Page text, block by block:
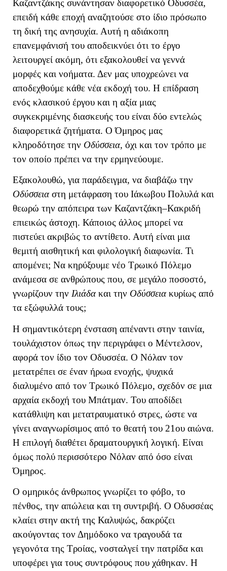
Καζαντζάκης συνάντησαν διαφορετικό Οδυσσέα,
επειδή κάθε εποχή αναζητούσε στο ίδιο πρόσωπο
τη δική της ανησυχία. Αυτή η αδιάκοπη
επανεμφάνισή του αποδεικνύει ότι το έργο
λειτουργεί ακόμη, ότι εξακολουθεί να γεννά
μορφές και νοήματα. Δεν μας υποχρεώνει να
αποδεχθούμε κάθε νέα εκδοχή του. Η επίδραση
ενός κλασικού έργου και η αξία μιας
συγκεκριμένης διασκευής του είναι δύο εντελώς
διαφορετικά ζητήματα. Ο Όμηρος μας
κληροδότησε την Οδύσσεια, όχι και τον τρόπο με
τον οποίο πρέπει να την ερμηνεύουμε.
Εξακολουθώ, για παράδειγμα, να διαβάζω την
Οδύσσειαστη μετάφραση του Ιάκωβου Πολυλά και
θεωρώ την απόπειρα των Καζαντζάκη–Κακριδή
επιεικώς άστοχη. Κάποιος άλλος μπορεί να
πιστεύει ακριβώς το αντίθετο. Αυτή είναι μια
θεμιτή αισθητική και φιλολογική διαφωνία. Τι
απομένει; Να κηρύξουμε νέο Τρωικό Πόλεμο
ανάμεσα σε ανθρώπους που, σε μεγάλο ποσοστό,
γνωρίζουν την Ιλιάδακαι την Οδύσσειακυρίως από
τα εξώφυλλά τους;
Η σημαντικότερη ένσταση απέναντι στην ταινία,
τουλάχιστον όπως την περιγράφει ο Μέντελσον,
αφορά τον ίδιο τον Οδυσσέα. Ο Νόλαν τον
μετατρέπει σε έναν ήρωα ενοχής, ψυχικά
διαλυμένο από τον Τρωικό Πόλεμο, σχεδόν σε μια
αρχαία εκδοχή του Μπάτμαν. Του αποδίδει
κατάθλιψη και μετατραυματικό στρες, ώστε να
γίνει αναγνωρίσιμος από το θεατή του 21ου αιώνα.
Η επιλογή διαθέτει δραματουργική λογική. Είναι
όμως πολύ περισσότερο Νόλαν από όσο είναι
Όμηρος.
Ο ομηρικός άνθρωπος γνωρίζει το φόβο, το
πένθος, την απώλεια και τη συντριβή. Ο Οδυσσέας
κλαίει στην ακτή της Καλυψώς, δακρύζει
ακούγοντας τον Δημόδοκο να τραγουδά τα
γεγονότα της Τροίας, νοσταλγεί την πατρίδα και
υποφέρει για τους συντρόφους που χάθηκαν. Η